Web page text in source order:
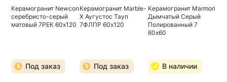
Керамогранит Newcon
серебристо-серый
матовый 7РЕК 60х120
Под заказ
Керамогранит Marble-
X Аугустос Тауп
7ФЛПР 60х120
Под заказ
Керамогранит Marmori
Дымчатый Серый
Полированный 7
60х60
В наличии